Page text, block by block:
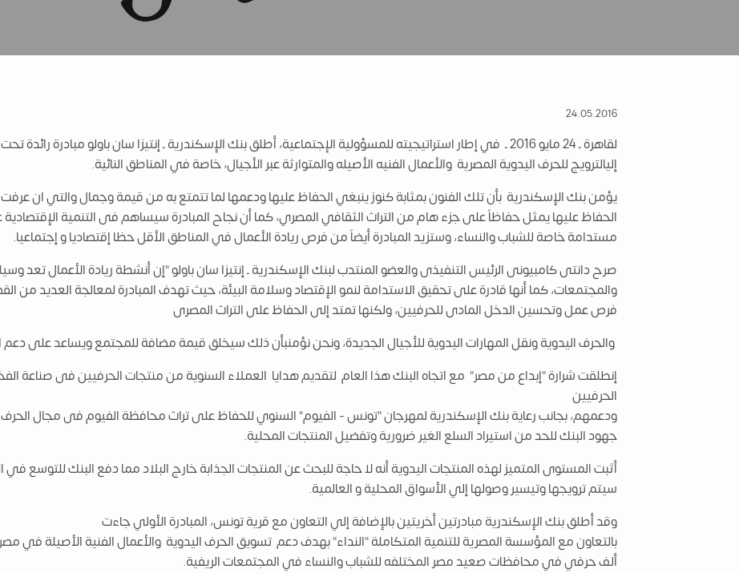
24.05.2016
لقاهرة ـ 24 مايو 2016 ـ في إطار استراتيجيته للمسؤولية الإجتماعية، أطلق بنك الإسكندرية ـ إنتيزا سان باولو
إليالترويج للحرف اليدوية المصرية والأعمال الفنيه الأصيله والمتوارثة عبر الأجيال، خاصة في المناطق النائية.
يؤمن بنك الإسكندرية بأن تلك الفنون بمثابة كنوز ينبغي الحفاظ عليها ودعمها لما تتمتع به من قيمة وجمال والتي ان
الحفاظ عليها يمثل حفاظاً على جزء هام من التراث الثقافي المصري، كما أن نجاح المبادرة سيساهم فى التنمية
مستدامة خاصة للشباب والنساء، وستزيد المبادرة أيضاً من فرص ريادة الأعمال في المناطق الأقل حظا إقتصاديا و إجتماعيا.
صرح دانتى كامبيونى الرئيس التنفيذى والعضو المنتدب لبنك الإسكندرية ـ إنتيزا سان باولو "إن أنشطة ريادة الأعمال تعد
والمجتمعات، كما أنها قادرة على تحقيق الاستدامة لنمو الإقتصاد وسلامة البيئة، حيث تهدف المبادرة لمعالجة العديد من
فرص عمل وتحسين الدخل المادى للحرفيين، ولكنها تمتد إلى الحفاظ على التراث المصرى
والحرف اليدوية ونقل المهارات اليدوية للأجيال الجديدة، ونحن نؤمنبأن ذلك سيخلق قيمة مضافة للمجتمع ويساعد على دعم
إنطلقت شرارة "إبداع من مصر" مع اتجاه البنك هذا العام لتقديم هدايا العملاء السنوية من منتجات الحرفيين فى صناعة
الحرفيين
ودعمهم، بجانب رعاية بنك الإسكندرية لمهرجان "تونس - الفيوم" السنوي للحفاظ على تراث محافظة الفيوم فى مجال الحرف
جهود البنك للحد من استيراد السلع الغير ضرورية وتفضيل المنتجات المحلية.
أثبت المستوى المتميز لهذه المنتجات اليدوية أنه لا حاجة للبحث عن المنتجات الجذابة خارج البلاد مما دفع البنك للتوسع في
سيتم ترويجها وتيسير وصولها إلي الأسواق المحلية و العالمية.
وقد أطلق بنك الإسكندرية مبادرتين أخريتين بالإضافة إلي التعاون مع قرية تونس، المبادرة الأولي جاءت
بالتعاون مع المؤسسة المصرية للتنمية المتكاملة "النداء" بهدف دعم تسويق الحرف اليدوية والأعمال الفنية الأصيلة في
ألف حرفي في محافظات صعيد مصر المختلفه للشباب والنساء في المجتمعات الريفية.